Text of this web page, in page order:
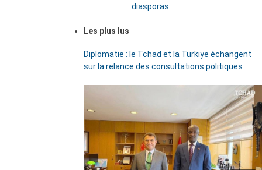
diasporas
Les plus lus
Diplomatie : le Tchad et la Türkiye échangent
sur la relance des consultations politiques